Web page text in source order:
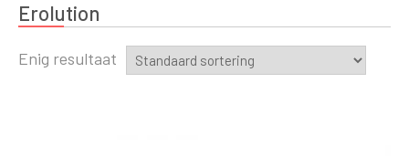
Erolution
Enig resultaat